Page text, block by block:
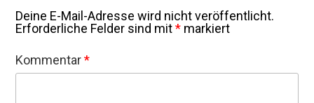
Deine E-Mail-Adresse wird nicht veröffentlicht.
Erforderliche Felder sind mit* markiert
Kommentar*